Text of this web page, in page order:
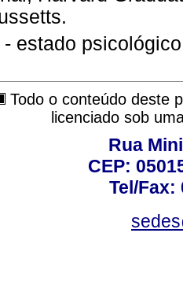
estado
Todo o conteúdo deste
licenciado sob
Rua
CEP:
Tel/Fax: